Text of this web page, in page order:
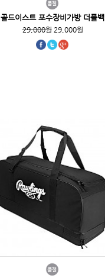
골드이스트 포수장비가방 더플백
29,000원29,000원